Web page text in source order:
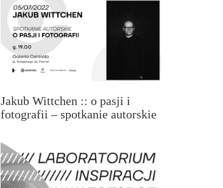
Jakub Wittchen :: o pasji i
fotografii – spotkanie autorskie